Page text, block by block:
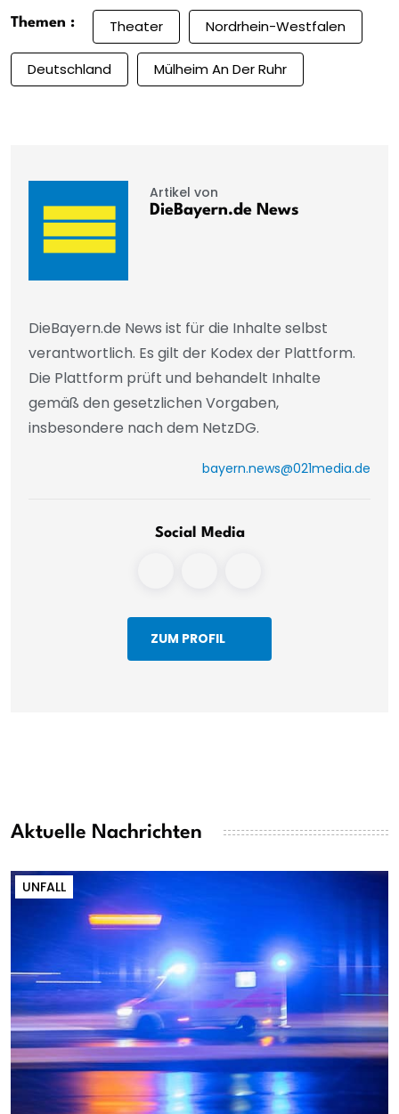
Themen : Theater Nordrhein-Westfalen
Deutschland Mülheim An Der Ruhr
Artikel von
DieBayern.de News
DieBayern.de News ist für die Inhalte selbst
verantwortlich. Es gilt der Kodex der Plattform.
Die Plattform prüft und behandelt Inhalte
gemäß den gesetzlichen Vorgaben,
insbesondere nach dem NetzDG.
bayern.news@021media.de
Social Media
ZUM PROFIL
Aktuelle Nachrichten
UNFALL